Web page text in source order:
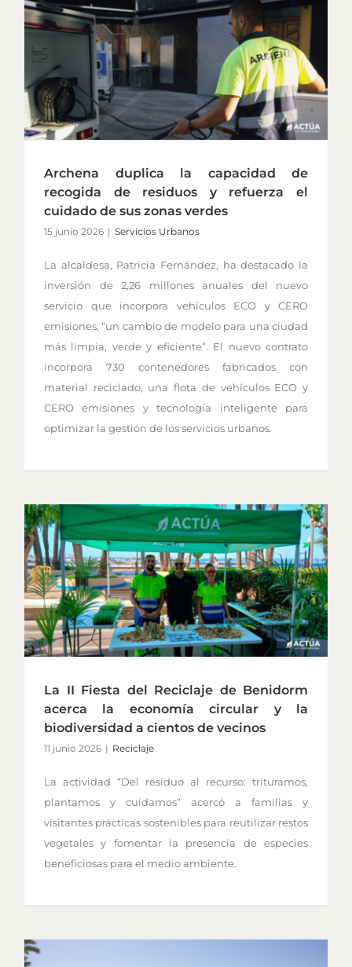
Archena duplica la capacidad de
recogida de residuos y refuerza el
cuidado de sus zonas verdes
15 junio 2026 | Servicios Urbanos
La alcaldesa, Patricia Fernández, ha destacado la
inversión de 2,26 millones anuales del nuevo
servicio que incorpora vehículos ECO y CERO
emisiones, “un cambio de modelo para una ciudad
más limpia, verde y eficiente”. El nuevo contrato
incorpora 730 contenedores fabricados con
material reciclado, una flota de vehículos ECO y
CERO emisiones y tecnología inteligente para
optimizar la gestión de los servicios urbanos.
La II Fiesta del Reciclaje de Benidorm
acerca la economía circular y la
biodiversidad a cientos de vecinos
11 junio 2026 | Reciclaje
La actividad “Del residuo al recurso: trituramos,
plantamos y cuidamos” acercó a familias y
visitantes prácticas sostenibles para reutilizar restos
vegetales y fomentar la presencia de especies
beneficiosas para el medio ambiente.